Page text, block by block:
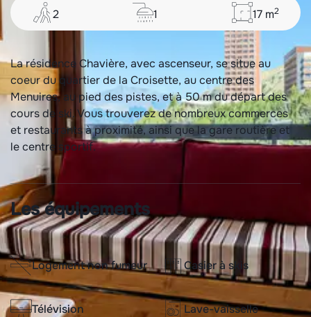
2 1 17 m2
La résidence Chavière, avec ascenseur, se situe au
coeur du quartier de la Croisette, au centre des
Menuires, au pied des pistes, et à 50 m du départ des
cours de ski. Vous trouverez de nombreux commerces
et restaurants à proximité, ainsi que la gare routière et
le centre sportif.
Les équipements
Logement non fumeur Casier à skis
Télévision Lave-vaisselle